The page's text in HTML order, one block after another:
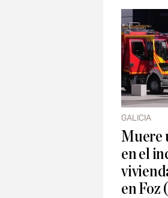
GALICIA
Muere
en el
en Foz